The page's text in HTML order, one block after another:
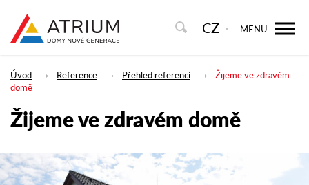
CZ MENU
Úvod Reference Přehled referencí
Žijeme ve zdravém
domě
Žijeme ve zdravém domě